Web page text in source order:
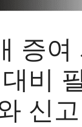
증여
비
신